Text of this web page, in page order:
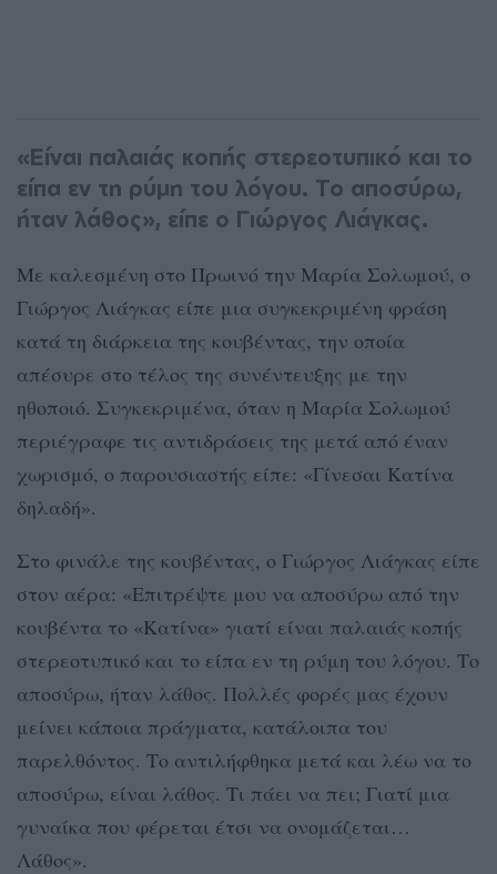
«Είναι παλαιάς κοπής στερεοτυπικό και το
είπα εν τη ρύμη του λόγου. Το αποσύρω,
ήταν λάθος», είπε ο Γιώργος Λιάγκας.
Με καλεσμένη στο Πρωινό την Μαρία Σολωμού, ο
Γιώργος Λιάγκας είπε μια συγκεκριμένη φράση
κατά τη διάρκεια της κουβέντας, την οποία
απέσυρε στο τέλος της συνέντευξης με την
ηθοποιό. Συγκεκριμένα, όταν η Μαρία Σολωμού
περιέγραφε τις αντιδράσεις της μετά από έναν
χωρισμό, ο παρουσιαστής είπε: «Γίνεσαι Κατίνα
δηλαδή».
Στο φινάλε της κουβέντας, ο Γιώργος Λιάγκας είπε
στον αέρα: «Επιτρέψτε μου να αποσύρω από την
κουβέντα το «Κατίνα» γιατί είναι παλαιάς κοπής
στερεοτυπικό και το είπα εν τη ρύμη του λόγου. Το
αποσύρω, ήταν λάθος. Πολλές φορές μας έχουν
μείνει κάποια πράγματα, κατάλοιπα του
παρελθόντος. Το αντιλήφθηκα μετά και λέω να το
αποσύρω, είναι λάθος. Τι πάει να πει; Γιατί μια
γυναίκα που φέρεται έτσι να ονομάζεται…
Λάθος».